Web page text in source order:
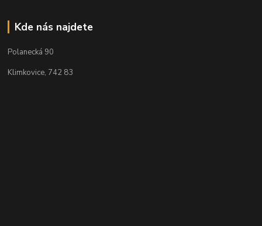
Kde nás najdete
Polanecká 90
Klimkovice, 742 83